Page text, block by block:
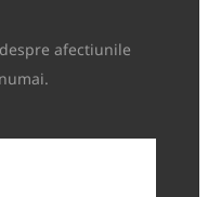
afectiunile